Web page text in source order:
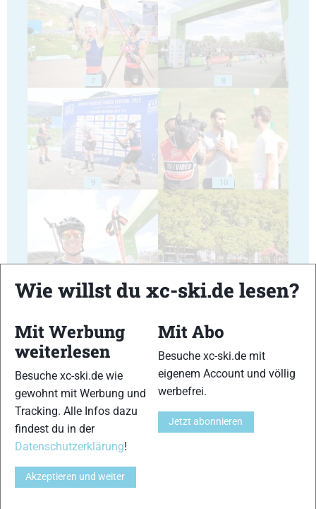
7 8
9 10
11 12
15
Wie willst du xc-ski.de lesen?
Mit Werbung
weiterlesen
Besuche xc-ski.de wie
gewohnt mit Werbung und
Tracking. Alle Infos dazu
findest du in der
Datenschutzerklärung!
Akzeptieren und weiter
Mit Abo
Besuche xc-ski.de mit
eigenem Account und völlig
werbefrei.
Jetzt abonnieren